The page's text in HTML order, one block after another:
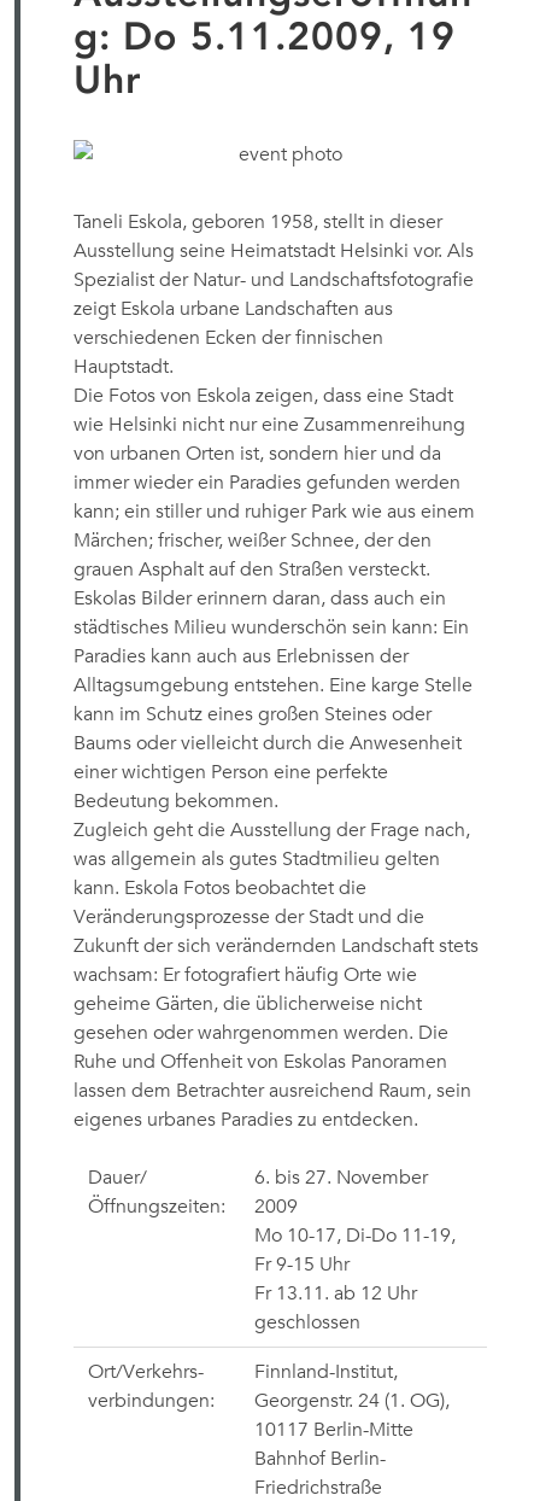
g: Do 5.11.2009, 19
Uhr
Taneli Eskola, geboren 1958, stellt in dieser
Ausstellung seine Heimatstadt Helsinki vor. Als
Spezialist der Natur- und Landschaftsfotografie
zeigt Eskola urbane Landschaften aus
verschiedenen Ecken der finnischen
Hauptstadt.
Die Fotos von Eskola zeigen, dass eine Stadt
wie Helsinki nicht nur eine Zusammenreihung
von urbanen Orten ist, sondern hier und da
immer wieder ein Paradies gefunden werden
kann; ein stiller und ruhiger Park wie aus einem
Märchen; frischer, weißer Schnee, der den
grauen Asphalt auf den Straßen versteckt.
Eskolas Bilder erinnern daran, dass auch ein
städtisches Milieu wunderschön sein kann: Ein
Paradies kann auch aus Erlebnissen der
Alltagsumgebung entstehen. Eine karge Stelle
kann im Schutz eines großen Steines oder
Baums oder vielleicht durch die Anwesenheit
einer wichtigen Person eine perfekte
Bedeutung bekommen.
Zugleich geht die Ausstellung der Frage nach,
was allgemein als gutes Stadtmilieu gelten
kann. Eskola Fotos beobachtet die
Veränderungsprozesse der Stadt und die
Zukunft der sich verändernden Landschaft stets
wachsam: Er fotografiert häufig Orte wie
geheime Gärten, die üblicherweise nicht
gesehen oder wahrgenommen werden. Die
Ruhe und Offenheit von Eskolas Panoramen
lassen dem Betrachter ausreichend Raum, sein
eigenes urbanes Paradies zu entdecken.
Dauer/
Öffnungszeiten:
6. bis 27. November
2009
Mo 10-17, Di-Do 11-19,
Fr 9-15 Uhr
Fr 13.11. ab 12 Uhr
geschlossen
Ort/Verkehrs-
verbindungen:
Finnland-Institut,
Georgenstr. 24 (1. OG),
10117 Berlin-Mitte
Bahnhof Berlin-
Friedrichstraße